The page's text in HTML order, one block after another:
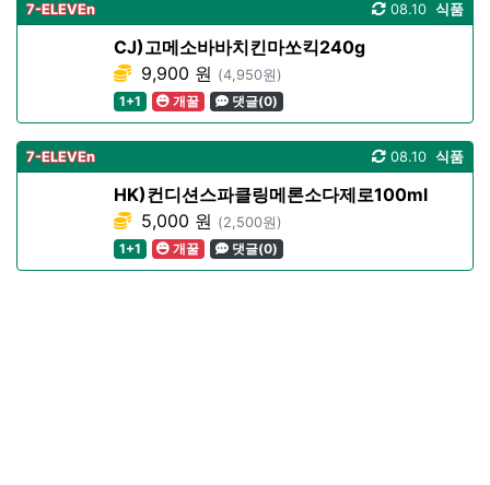
7-ELEVEn 식품
08.10
CJ)고메소바바치킨마쏘킥240g
9,900 원 (4,950원)
1+1
개꿀 댓글(0)
7-ELEVEn 식품
08.10
HK)컨디션스파클링메론소다제로100ml
5,000 원 (2,500원)
1+1
개꿀 댓글(0)